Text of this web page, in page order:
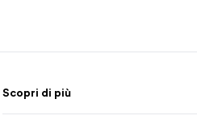
Scopri di più